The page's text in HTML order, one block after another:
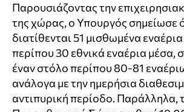
Παρουσιάζοντας την
της χώρας, ο Υπουργός σημείωσε
διατίθενται 51 μισθωμένα
περίπου 30 εθνικά εναέρια μέσα,
έναν στόλο περίπου 80-81
ανάλογα με την ημερήσια
αντιπυρική περίοδο. Παράλληλα,